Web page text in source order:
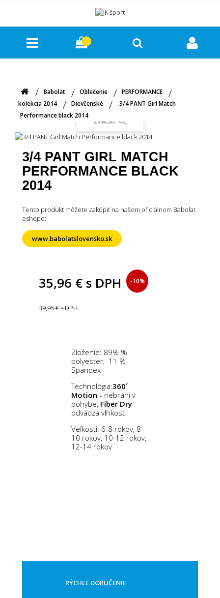
0
Babolat Oblečenie
PERFORMANCE
kolekcia 2014
Dievčenské
3/4 PANT Girl Match
Performance black 2014
Zväčšiť
3/4 PANT GIRL MATCH
PERFORMANCE BLACK
2014
Tento produkt môžete zakúpiť na našom oficiálnom Babolat
eshope:
www.babolatslovensko.sk
35,96 € s DPH -10%
39,95 €s DPH
Zloženie: 89% %
polyester, 11 %
Spandex
Technológia:360´
Motion - nebráni v
pohybe, Fiber Dry -
odvádza vlhkosť
Veľkosti: 6-8 rokov, 8-
10 rokov, 10-12 rokov,
12-14 rokov
RÝCHLE DORUČENIE